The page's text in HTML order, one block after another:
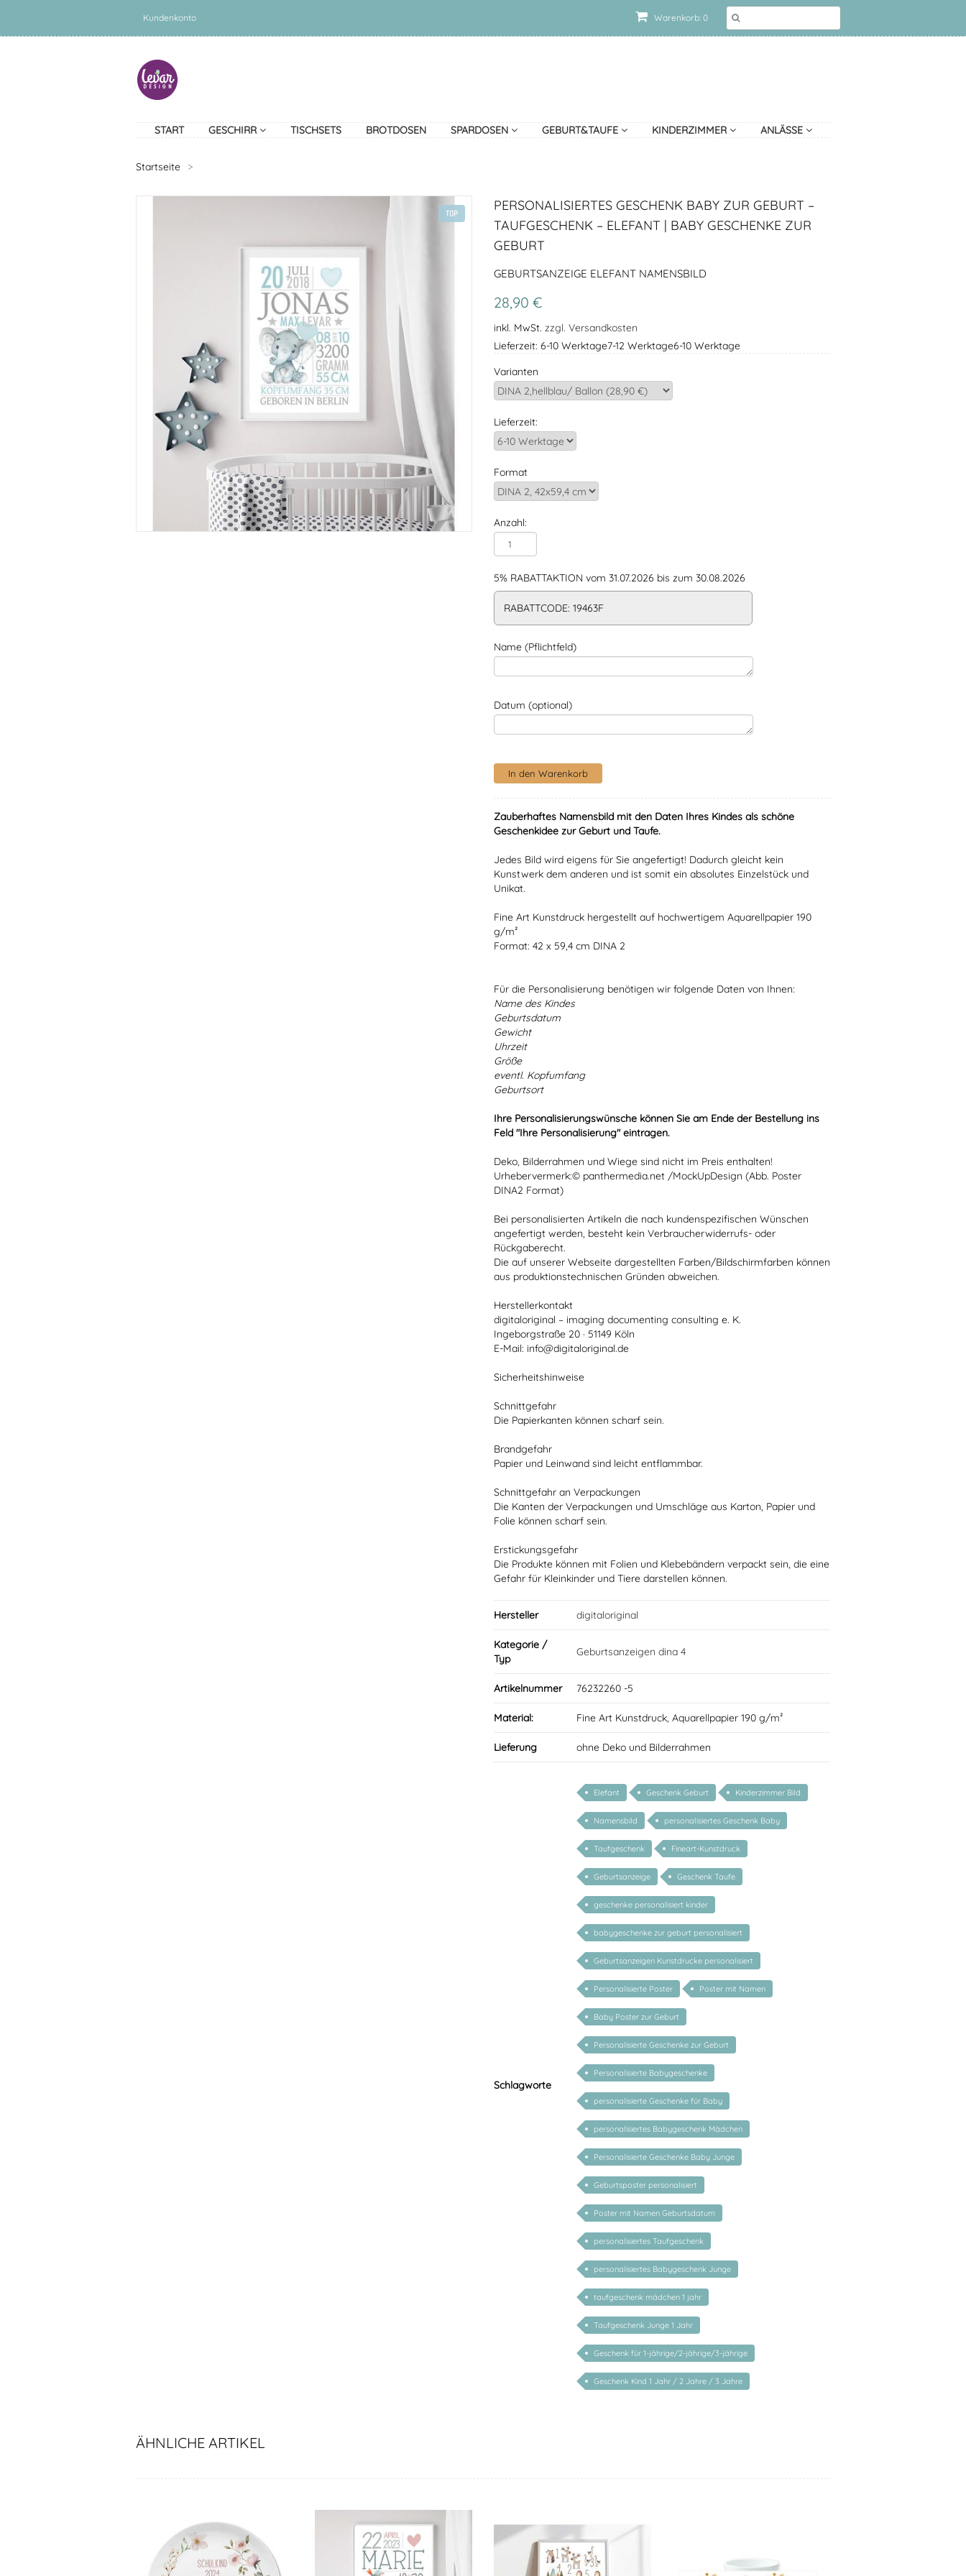
Warenkorb: 0
Kundenkonto
START GESCHIRR TISCHSETS BROTDOSEN SPARDOSEN GEBURT&TAUFE KINDERZIMMER ANLÄSSE
Startseite >
TOP
PERSONALISIERTES GESCHENK BABY ZUR GEBURT –
TAUFGESCHENK – ELEFANT | BABY GESCHENKE ZUR
GEBURT
GEBURTSANZEIGE ELEFANT NAMENSBILD
28,90 €
inkl. MwSt. zzgl. Versandkosten
Lieferzeit: 6-10 Werktage7-12 Werktage6-10 Werktage
Varianten
Lieferzeit:
Format
Anzahl:
5% RABATTAKTION vom 31.07.2026 bis zum 30.08.2026
RABATTCODE: 19463F
Name (Pflichtfeld)
Datum (optional)
Zauberhaftes Namensbild mit den Daten Ihres Kindes als schöne
Geschenkidee zur Geburt und Taufe.
Jedes Bild wird eigens für Sie angefertigt! Dadurch gleicht kein
Kunstwerk dem anderen und ist somit ein absolutes Einzelstück und
Unikat.
Fine Art Kunstdruck hergestellt auf hochwertigem Aquarellpapier 190
g/m²
Format: 42 x 59,4 cm DINA 2
Für die Personalisierung benötigen wir folgende Daten von Ihnen:
Name des Kindes
Geburtsdatum
Gewicht
Uhrzeit
Größe
eventl. Kopfumfang
Geburtsort
Ihre Personalisierungswünsche können Sie am Ende der Bestellung ins
Feld "Ihre Personalisierung" eintragen.
Deko, Bilderrahmen und Wiege sind nicht im Preis enthalten!
Urhebervermerk:© panthermedia.net /MockUpDesign (Abb. Poster
DINA2 Format)
Bei personalisierten Artikeln die nach kundenspezifischen Wünschen
angefertigt werden, besteht kein Verbraucherwiderrufs- oder
Rückgaberecht.
Die auf unserer Webseite dargestellten Farben/Bildschirmfarben können
aus produktionstechnischen Gründen abweichen.
Herstellerkontakt
digitaloriginal – imaging documenting consulting e. K.
Ingeborgstraße 20 · 51149 Köln
E-Mail: info@digitaloriginal.de
Sicherheitshinweise
Schnittgefahr
Die Papierkanten können scharf sein.
Brandgefahr
Papier und Leinwand sind leicht entflammbar.
Schnittgefahr an Verpackungen
Die Kanten der Verpackungen und Umschläge aus Karton, Papier und
Folie können scharf sein.
Erstickungsgefahr
Die Produkte können mit Folien und Klebebändern verpackt sein, die eine
Gefahr für Kleinkinder und Tiere darstellen können.
Hersteller digitaloriginal
Kategorie /
Typ
Geburtsanzeigen dina 4
Artikelnummer 76232260 -5
Material: Fine Art Kunstdruck, Aquarellpapier 190 g/m²
Lieferung ohne Deko und Bilderrahmen
Schlagworte
Elefant Geschenk Geburt Kinderzimmer Bild
Namensbild personalisiertes Geschenk Baby
Taufgeschenk Fineart-Kunstdruck
Geburtsanzeige Geschenk Taufe
geschenke personalisiert kinder
babygeschenke zur geburt personalisiert
Geburtsanzeigen Kunstdrucke personalisiert
Personalisierte Poster Poster mit Namen
Baby Poster zur Geburt
Personalisierte Geschenke zur Geburt
Personalisierte Babygeschenke
personalisierte Geschenke für Baby
personalisiertes Babygeschenk Mädchen
Personalisierte Geschenke Baby Junge
Geburtsposter personalisiert
Poster mit Namen Geburtsdatum
personalisiertes Taufgeschenk
personalisiertes Babygeschenk Junge
taufgeschenk mädchen 1 jahr
Taufgeschenk Junge 1 Jahr
Geschenk für 1-jährige/2-jährige/3-jährige
Geschenk Kind 1 Jahr / 2 Jahre / 3 Jahre
ÄHNLICHE ARTIKEL